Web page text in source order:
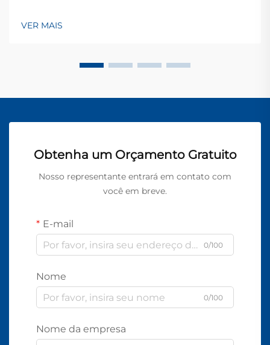
VER MAIS
Obtenha um Orçamento Gratuito
Nosso representante entrará em contato com
você em breve.
E-mail
0/100
Nome
0/100
Nome da empresa